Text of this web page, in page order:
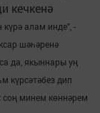
кечкенә
алам инде", -
шәһәренә
да, якыннары уң
күрсәтәбез дип
соң минем көннәрем